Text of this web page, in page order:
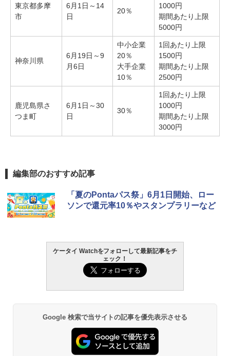
東京都多摩
市
6月1日～14
日
20％
1000円
期間あたり上限
5000円
神奈川県
6月19日～9
月6日
中小企業
20％
大手企業
10％
1回あたり上限
1500円
期間あたり上限
2500円
鹿児島県さ
つま町
6月1日～30
日
30％
1回あたり上限
1000円
期間あたり上限
3000円
編集部のおすすめ記事
「夏のPontaパス祭」6月1日開始、ロー
ソンで還元率10％やスタンプラリーなど
ケータイ Watchをフォローして最新記事をチ
ェック！
Google 検索で当サイトの記事を優先表示させる